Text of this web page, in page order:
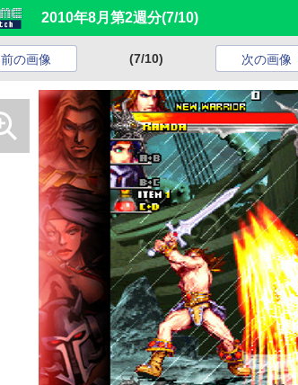
2010年8月第2週分(7/10)
前の画像 (7/10) 次の画像